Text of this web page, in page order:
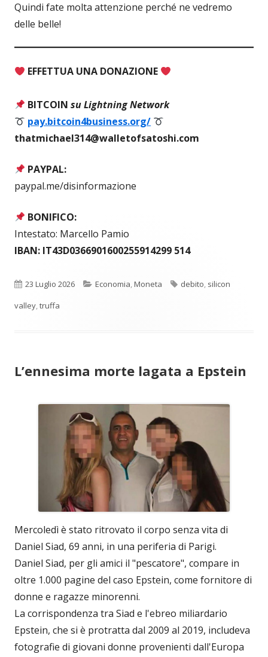
Quindi fate molta attenzione perché ne vedremo
delle belle!
EFFETTUA UNA DONAZIONE
BITCOIN su Lightning Network
pay.bitcoin4business.org/
thatmichael314@walletofsatoshi.com
PAYPAL:
paypal.me/disinformazione
BONIFICO:
Intestato: Marcello Pamio
IBAN: IT43D0366901600255914299 514
Pubblicato
23 Luglio 2026 Categorie
Economia,Moneta Tag
debito, silicon
valley,truffa
L’ennesima morte lagata a Epstein
Mercoledì è stato ritrovato il corpo senza vita di
Daniel Siad, 69 anni, in una periferia di Parigi.
Daniel Siad, per gli amici il "pescatore", compare in
oltre 1.000 pagine del caso Epstein, come fornitore di
donne e ragazze minorenni.
La corrispondenza tra Siad e l'ebreo miliardario
Epstein, che si è protratta dal 2009 al 2019, includeva
fotografie di giovani donne provenienti dall'Europa